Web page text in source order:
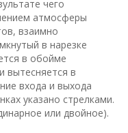
чего
атмосферы
взаимно
в нарезке
в обойме
вытесняется в
входа и выхода
указано стрелками.
или двойное).